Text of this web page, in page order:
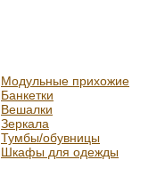
Модульные прихожие
Банкетки
Вешалки
Зеркала
Тумбы/обувницы
Шкафы для одежды